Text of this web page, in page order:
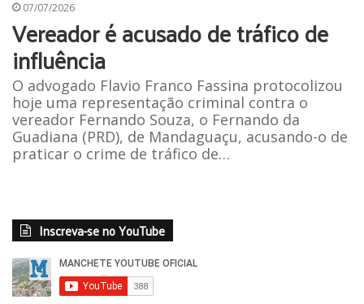
07/07/2026
Vereador é acusado de tráfico de
influência
O advogado Flavio Franco Fassina protocolizou
hoje uma representação criminal contra o
vereador Fernando Souza, o Fernando da
Guadiana (PRD), de Mandaguaçu, acusando-o de
praticar o crime de tráfico de…
Inscreva-se no YouTube